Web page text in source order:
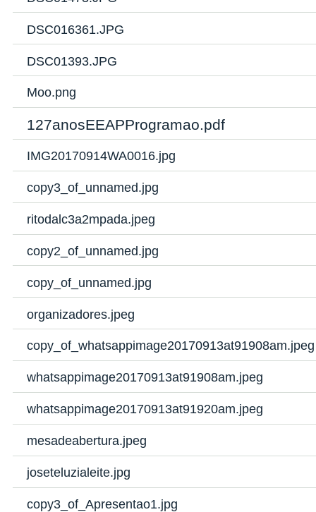
DSC016361.JPG
DSC01393.JPG
Moo.png
127anosEEAPProgramao.pdf
IMG20170914WA0016.jpg
copy3_of_unnamed.jpg
ritodalc3a2mpada.jpeg
copy2_of_unnamed.jpg
copy_of_unnamed.jpg
organizadores.jpeg
copy_of_whatsappimage20170913at91908am.jpeg
whatsappimage20170913at91908am.jpeg
whatsappimage20170913at91920am.jpeg
mesadeabertura.jpeg
joseteluzialeite.jpg
copy3_of_Apresentao1.jpg